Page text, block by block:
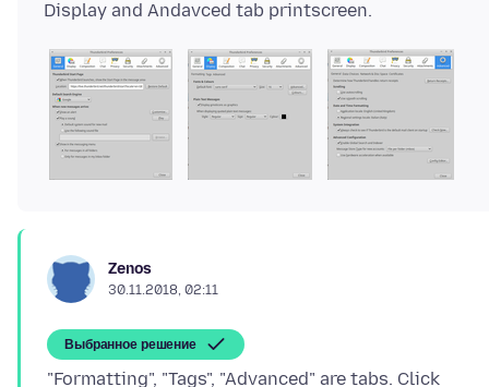
Zenos
30.11.2018, 02:11
Выбранное решение
"Formatting", "Tags", "Advanced" are tabs. Click